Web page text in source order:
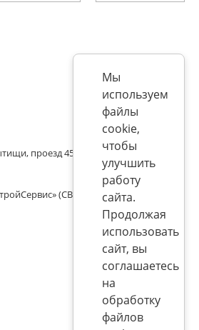
проезд 4536 владение 8, стр.10
(СВК)
Мы
используем
файлы
cookie,
чтобы
улучшить
работу
сайта.
Продолжая
использовать
сайт, вы
соглашаетесь
на
обработку
файлов